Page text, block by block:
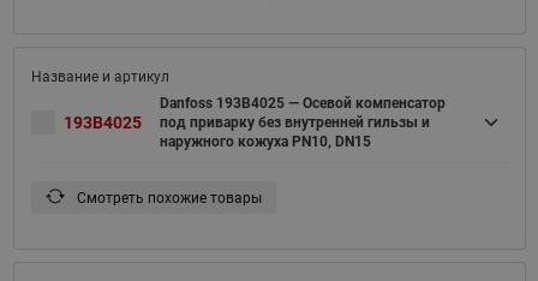
193B4025
Danfoss 193B4025 — Осевой компенсатор
под приварку без внутренней гильзы и
наружного кожуха PN10, DN15
Смотреть похожие товары